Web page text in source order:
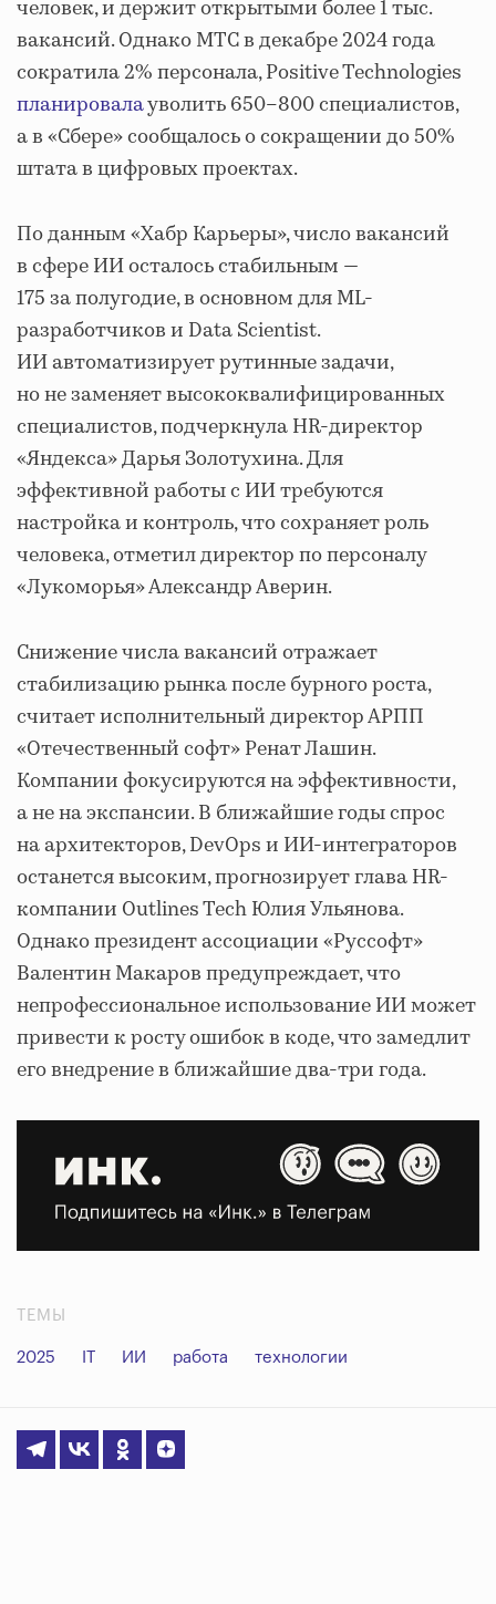
человек, и держит открытыми более 1 тыс.
вакансий. Однако МТС в декабре 2024 года
сократила 2% персонала, Positive Technologies
планировалауволить 650–800 специалистов,
а в «Сбере» сообщалось о сокращении до 50%
штата в цифровых проектах.
По данным «Хабр Карьеры», число вакансий
в сфере ИИ осталось стабильным —
175 за полугодие, в основном для ML-
разработчиков и Data Scientist.
ИИ автоматизирует рутинные задачи,
но не заменяет высококвалифицированных
специалистов, подчеркнула HR-директор
«Яндекса» Дарья Золотухина. Для
эффективной работы с ИИ требуются
настройка и контроль, что сохраняет роль
человека, отметил директор по персоналу
«Лукоморья» Александр Аверин.
Снижение числа вакансий отражает
стабилизацию рынка после бурного роста,
считает исполнительный директор АРПП
«Отечественный софт» Ренат Лашин.
Компании фокусируются на эффективности,
а не на экспансии. В ближайшие годы спрос
на архитекторов, DevOps и ИИ-интеграторов
останется высоким, прогнозирует глава HR-
компании Outlines Tech Юлия Ульянова.
Однако президент ассоциации «Руссофт»
Валентин Макаров предупреждает, что
непрофессиональное использование ИИ может
привести к росту ошибок в коде, что замедлит
его внедрение в ближайшие два-три года.
ТЕМЫ
2025 IT ИИ работа технологии